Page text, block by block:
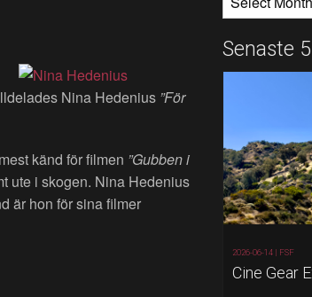
MEMBERS
MEMORIAM
Nina Hedenius ”För
känd för filmen ”Gubben i
ute i skogen. Nina Hedenius
är hon för sina filmer
Senaste
2026-06-14 | FSF
Cine Gear